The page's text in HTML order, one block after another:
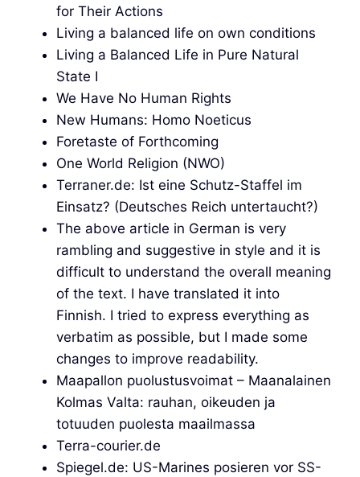
for Their Actions
Living a balanced life on own conditions
Living a Balanced Life in Pure Natural
State I
We Have No Human Rights
New Humans: Homo Noeticus
Foretaste of Forthcoming
One World Religion (NWO)
Terraner.de: Ist eine Schutz-Staffel im
Einsatz? (Deutsches Reich untertaucht?)
The above article in German is very
rambling and suggestive in style and it is
difficult to understand the overall meaning
of the text. I have translated it into
Finnish. I tried to express everything as
verbatim as possible, but I made some
changes to improve readability.
Maapallon puolustusvoimat – Maanalainen
Kolmas Valta: rauhan, oikeuden ja
totuuden puolesta maailmassa
Terra-courier.de
Spiegel.de: US-Marines posieren vor SS-